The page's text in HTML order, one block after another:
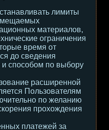
лимиты
материалов,
ограничения
время от
до сведения
способом по выбору
расширенной
Пользователям
по желанию
прохождения
платежей за